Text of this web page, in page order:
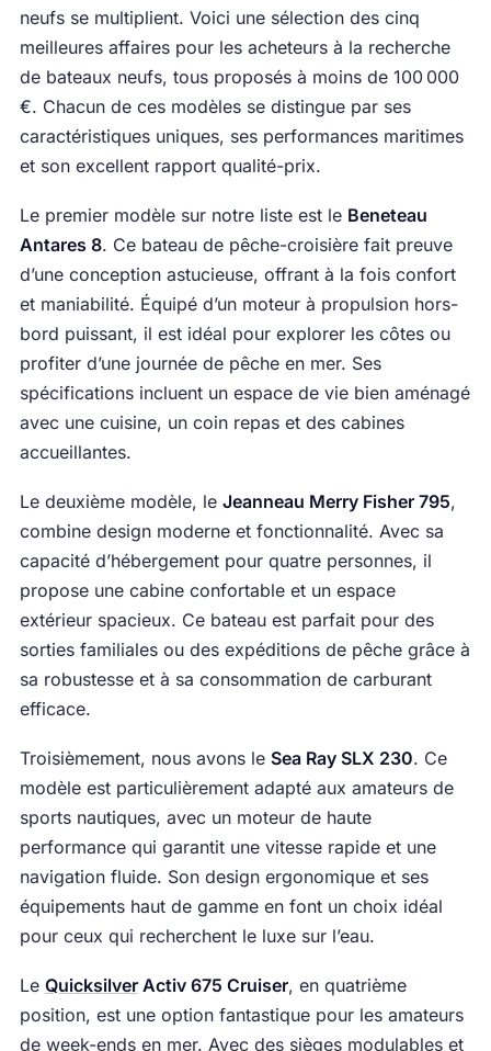
neufs se multiplient. Voici une sélection des cinq
meilleures affaires pour les acheteurs à la recherche
de bateaux neufs, tous proposés à moins de 100 000
€. Chacun de ces modèles se distingue par ses
caractéristiques uniques, ses performances maritimes
et son excellent rapport qualité-prix.
Le premier modèle sur notre liste est le Beneteau
Antares 8. Ce bateau de pêche-croisière fait preuve
d’une conception astucieuse, offrant à la fois confort
et maniabilité. Équipé d’un moteur à propulsion hors-
bord puissant, il est idéal pour explorer les côtes ou
profiter d’une journée de pêche en mer. Ses
spécifications incluent un espace de vie bien aménagé
avec une cuisine, un coin repas et des cabines
accueillantes.
Le deuxième modèle, le Jeanneau Merry Fisher 795,
combine design moderne et fonctionnalité. Avec sa
capacité d’hébergement pour quatre personnes, il
propose une cabine confortable et un espace
extérieur spacieux. Ce bateau est parfait pour des
sorties familiales ou des expéditions de pêche grâce à
sa robustesse et à sa consommation de carburant
efficace.
Troisièmement, nous avons le Sea Ray SLX 230. Ce
modèle est particulièrement adapté aux amateurs de
sports nautiques, avec un moteur de haute
performance qui garantit une vitesse rapide et une
navigation fluide. Son design ergonomique et ses
équipements haut de gamme en font un choix idéal
pour ceux qui recherchent le luxe sur l’eau.
Le QuicksilverActiv 675 Cruiser, en quatrième
position, est une option fantastique pour les amateurs
de week-ends en mer. Avec des sièges modulables et